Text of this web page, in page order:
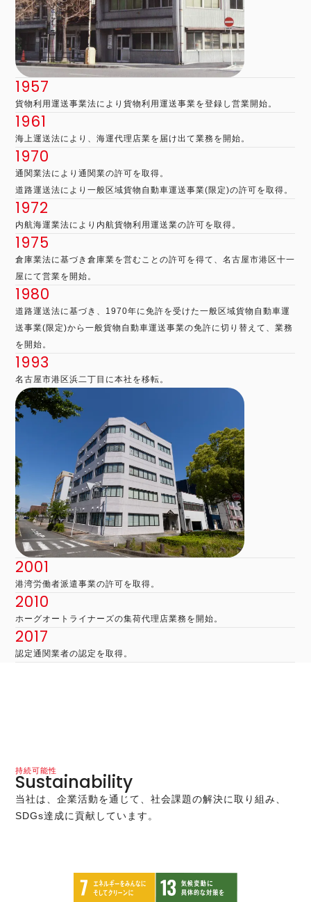
1957
貨物利用運送事業法により貨物利用運送事業を登録し営業開始。
1961
海上運送法により、海運代理店業を届け出て業務を開始。
1970
通関業法により通関業の許可を取得。
道路運送法により一般区域貨物自動車運送事業(限定)の許可を取得。
1972
内航海運業法により内航貨物利用運送業の許可を取得。
1975
倉庫業法に基づき倉庫業を営むことの許可を得て、名古屋市港区十一
屋にて営業を開始。
1980
道路運送法に基づき、1970年に免許を受けた一般区域貨物自動車運
送事業(限定)から一般貨物自動車運送事業の免許に切り替えて、業務
を開始。
1993
名古屋市港区浜二丁目に本社を移転。
2001
港湾労働者派遣事業の許可を取得。
2010
ホーグオートライナーズの集荷代理店業務を開始。
2017
認定通関業者の認定を取得。
持続可能性
Sustainability
当社は、企業活動を通じて、社会課題の解決に取り組み、
SDGs達成に貢献しています。